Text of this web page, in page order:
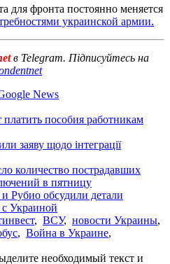
для фронта постоянно меняется
украинской армии.
в Telegram. Підписуйтесь на
News
пособия работникам
заяву щодо інтеграції
количество пострадавших
в пятницу
Рубио обсудили детали
Украиной
, ВСУ, новости Украины,
, Война в Украине,
необходимый текст и